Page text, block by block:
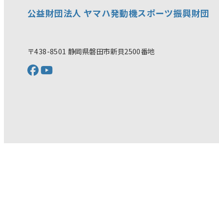
公益財団法人 ヤマハ発動機スポーツ振興財団
〒438-8501 静岡県磐田市新貝2500番地